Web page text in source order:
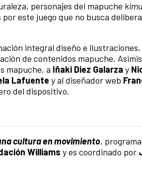
personajes del mapuche
este juego que no busca
integral diseño e ilustraciones,
de contenidos mapuche.
mapuche, a Iñaki Diez Galarza y
Lafuente y al diseñador web
del dispositivo.
cultura en movimiento,
Williams y es coordinado por